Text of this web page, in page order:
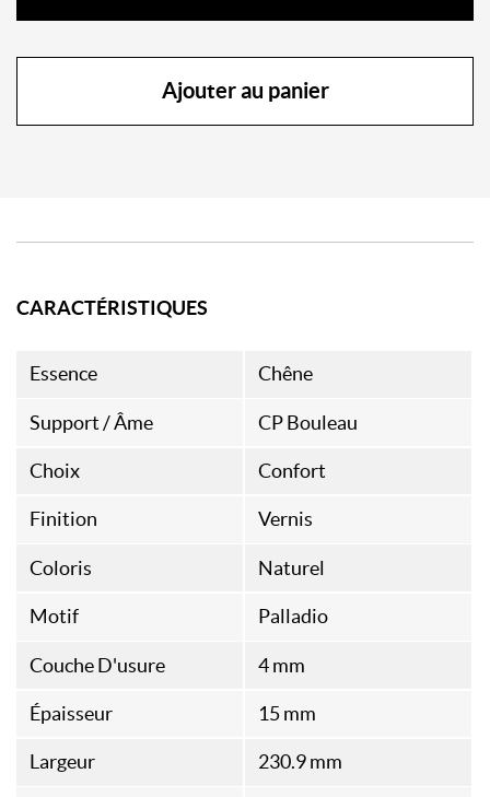
Ajouter au panier
CARACTÉRISTIQUES
Essence Chêne
Support / Âme CP Bouleau
Choix Confort
Finition Vernis
Coloris Naturel
Motif Palladio
Couche D'usure 4 mm
Épaisseur 15 mm
Largeur 230.9 mm